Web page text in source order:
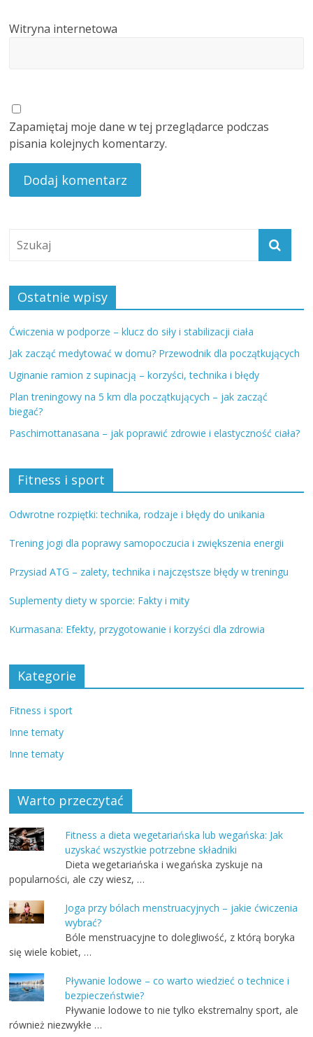
Witryna internetowa
Zapamiętaj moje dane w tej przeglądarce podczas
pisania kolejnych komentarzy.
Ostatnie wpisy
Ćwiczenia w podporze – klucz do siły i stabilizacji ciała
Jak zacząć medytować w domu? Przewodnik dla początkujących
Uginanie ramion z supinacją – korzyści, technika i błędy
Plan treningowy na 5 km dla początkujących – jak zacząć
biegać?
Paschimottanasana – jak poprawić zdrowie i elastyczność ciała?
Fitness i sport
Odwrotne rozpiętki: technika, rodzaje i błędy do unikania
Trening jogi dla poprawy samopoczucia i zwiększenia energii
Przysiad ATG – zalety, technika i najczęstsze błędy w treningu
Suplementy diety w sporcie: Fakty i mity
Kurmasana: Efekty, przygotowanie i korzyści dla zdrowia
Kategorie
Fitness i sport
Inne tematy
Inne tematy
Warto przeczytać
Fitness a dieta wegetariańska lub wegańska: Jak
uzyskać wszystkie potrzebne składniki
Dieta wegetariańska i wegańska zyskuje na
popularności, ale czy wiesz, …
Joga przy bólach menstruacyjnych – jakie ćwiczenia
wybrać?
Bóle menstruacyjne to dolegliwość, z którą boryka
się wiele kobiet, …
Pływanie lodowe – co warto wiedzieć o technice i
bezpieczeństwie?
Pływanie lodowe to nie tylko ekstremalny sport, ale
również niezwykłe …